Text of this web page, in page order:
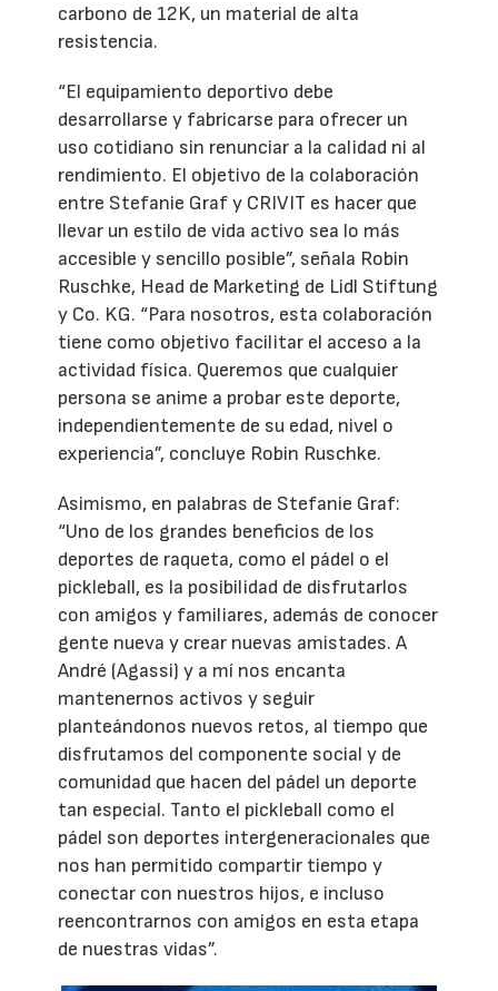
carbono de 12K, un material de alta
resistencia.
“El equipamiento deportivo debe
desarrollarse y fabricarse para ofrecer un
uso cotidiano sin renunciar a la calidad ni al
rendimiento. El objetivo de la colaboración
entre Stefanie Graf y CRIVIT es hacer que
llevar un estilo de vida activo sea lo más
accesible y sencillo posible”, señala Robin
Ruschke, Head de Marketing de Lidl Stiftung
y Co. KG. “Para nosotros, esta colaboración
tiene como objetivo facilitar el acceso a la
actividad física. Queremos que cualquier
persona se anime a probar este deporte,
independientemente de su edad, nivel o
experiencia”, concluye Robin Ruschke.
Asimismo, en palabras de Stefanie Graf:
“Uno de los grandes beneficios de los
deportes de raqueta, como el pádel o el
pickleball, es la posibilidad de disfrutarlos
con amigos y familiares, además de conocer
gente nueva y crear nuevas amistades. A
André (Agassi) y a mí nos encanta
mantenernos activos y seguir
planteándonos nuevos retos, al tiempo que
disfrutamos del componente social y de
comunidad que hacen del pádel un deporte
tan especial. Tanto el pickleball como el
pádel son deportes intergeneracionales que
nos han permitido compartir tiempo y
conectar con nuestros hijos, e incluso
reencontrarnos con amigos en esta etapa
de nuestras vidas”.